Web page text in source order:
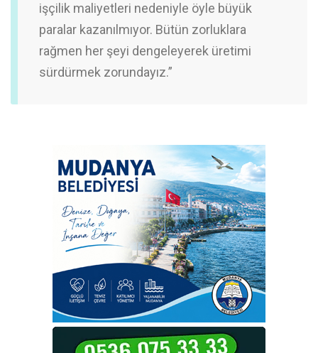
işçilik maliyetleri nedeniyle öyle büyük
paralar kazanılmıyor. Bütün zorluklara
rağmen her şeyi dengeleyerek üretimi
sürdürmek zorundayız.”